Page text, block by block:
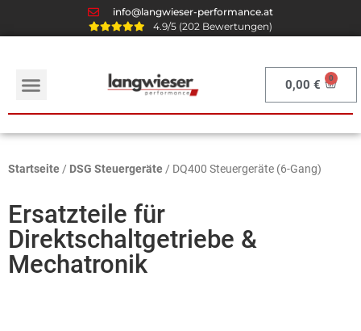
info@langwieser-performance.at
4.9/5 (202 Bewertungen)
0,00€
Startseite / DSG Steuergeräte / DQ400 Steuergeräte (6-Gang)
Ersatzteile für
Direktschaltgetriebe &
Mechatronik